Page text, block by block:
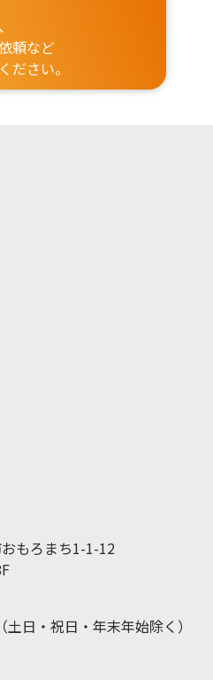
頼など
ださい。
もろまち1-1-12
日・祝日・年末年始除く）